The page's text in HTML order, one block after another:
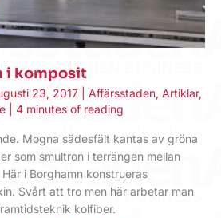
i komposit
23, 2017 Affärsstaden, Artiklar,
4 minutes of reading
Mogna sädesfält kantas av gröna
som smultron i terrängen mellan
i Borghamn konstrueras
Svårt att tro men här arbetar man
kolfiber.